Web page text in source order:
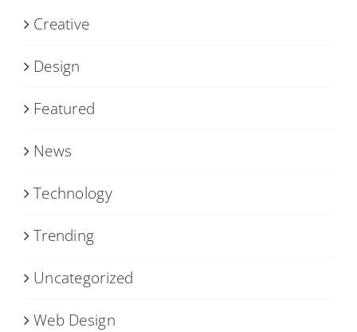
Creative
Design
Featured
News
Technology
Trending
Uncategorized
Web Design